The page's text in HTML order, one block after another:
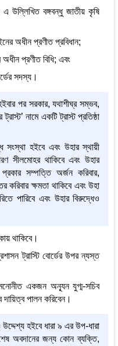
এ উল্লিখিত বঙ্গবন্ধু জাতীয় কৃষি
অধীন প্রণীত প্রবিধান;
প্রণীত বিধি; এবং
সদস্য।
পর সরকার, যথাশীঘ্র সম্ভব,
নামে একটি ট্রাস্ট প্রতিষ্ঠা
সংস্থা হইবে এবং উহার স্থায়ী
সীলমোহর থাকিবে এবং উহার
সম্পত্তি অর্জন করিবার,
করিবার ক্ষমতা থাকিবে এবং উহা
পারিবে এবং উহার বিরুদ্ধেও
থাকিবে।
ট্রাস্টি বোর্ডের উপর ন্যস্ত
একজন অন্যূন যুগ্ম-সচিব
দায়িত্ব পালন করিবেন।
হইবে ধারা ৯ এর উপ-ধারা
অবদানের জন্য কোন ব্যক্তি,